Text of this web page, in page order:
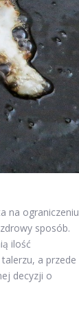
na ograniczeniu
sposób.
ilość
a przede
decyzji o